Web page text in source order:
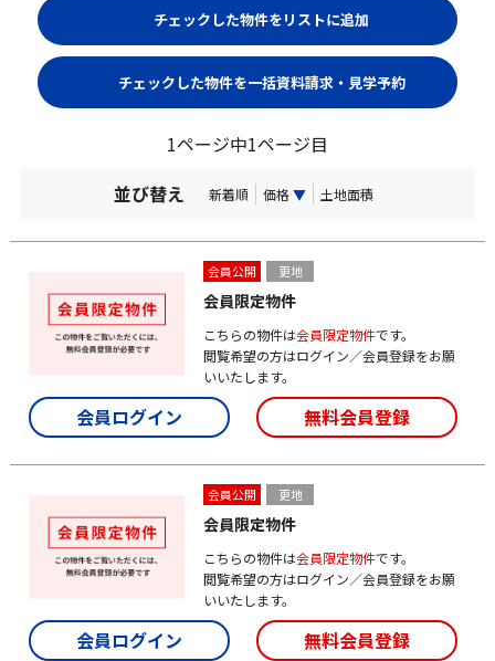
1ページ中1ページ目
並び替え
新着順 価格 ▼ 土地面積
会員公開 更地
会員限定物件
こちらの物件は会員限定物件です。
閲覧希望の方はログイン／会員登録をお願
いいたします。
会員ログイン 無料会員登録
会員公開 更地
会員限定物件
こちらの物件は会員限定物件です。
閲覧希望の方はログイン／会員登録をお願
いいたします。
会員ログイン 無料会員登録